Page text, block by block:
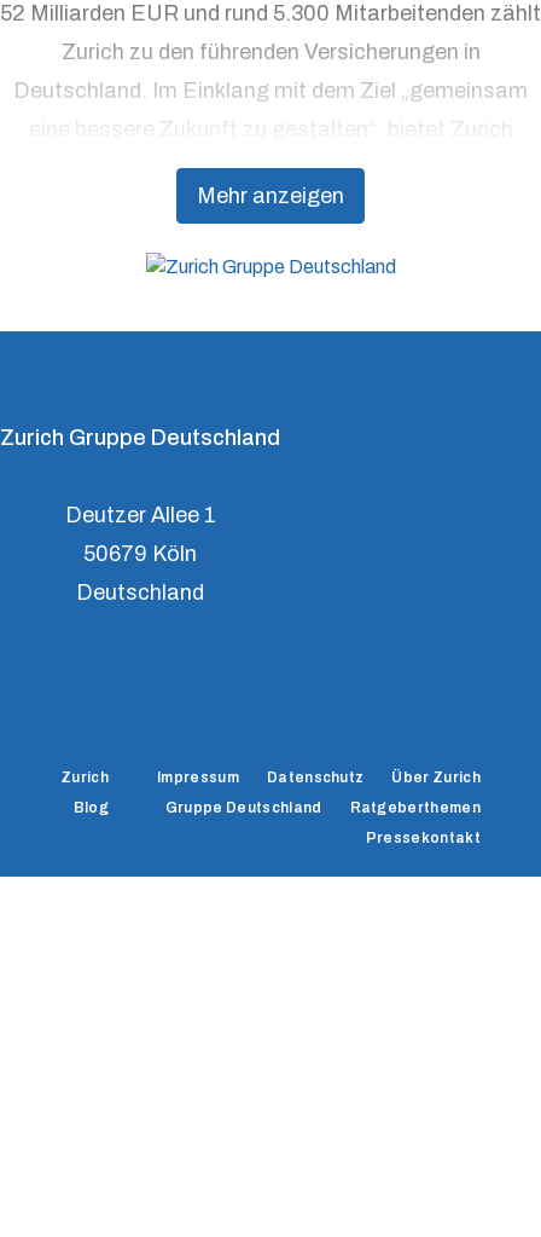
Mehr anzeigen
52 Milliarden EUR und rund 5.300 Mitarbeitenden zählt
Zurich zu den führenden Versicherungen in
Deutschland. Im Einklang mit dem Ziel „gemeinsam
eine bessere Zukunft zu gestalten“, bietet Zurich
Präventionsdienstleistungen an, die über traditionelle
Versicherungsprodukte hinausgehen, um Kunden
Zurich Gruppe Deutschland
Deutzer Allee 1
50679 Köln
Deutschland